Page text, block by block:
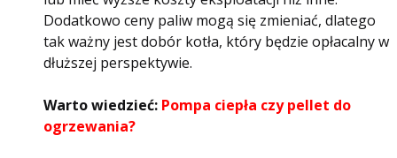
Dodatkowo ceny paliw mogą się zmieniać, dlatego
tak ważny jest dobór kotła, który będzie opłacalny w
dłuższej perspektywie.
Warto wiedzieć: Pompa ciepła czy pellet do
ogrzewania?